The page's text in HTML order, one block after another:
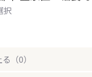
択
（0）